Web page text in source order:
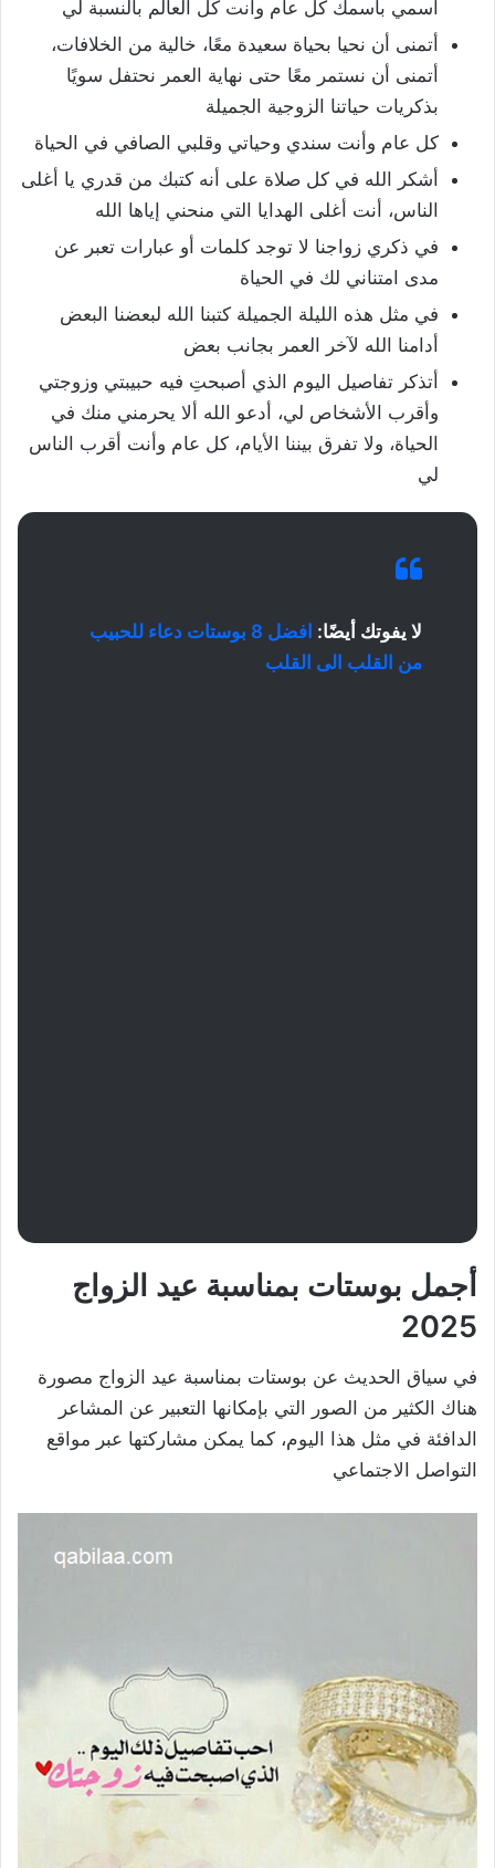
أسمي باسمك كل عام وأنت كل العالم بالنسبة لي
أتمنى أن نحيا بحياة سعيدة معًا، خالية من الخلافات،
أتمنى أن نستمر معًا حتى نهاية العمر نحتفل سويًا
بذكريات حياتنا الزوجية الجميلة
كل عام وأنت سندي وحياتي وقلبي الصافي في الحياة
أشكر الله في كل صلاة على أنه كتبك من قدري يا أغلى
الناس، أنت أغلى الهدايا التي منحني إياها الله
في ذكري زواجنا لا توجد كلمات أو عبارات تعبر عن
مدى امتناني لك في الحياة
في مثل هذه الليلة الجميلة كتبنا الله لبعضنا البعض
أدامنا الله لآخر العمر بجانب بعض
أتذكر تفاصيل اليوم الذي أصبحتِ فيه حبيبتي وزوجتي
وأقرب الأشخاص لي، أدعو الله ألا يحرمني منك في
الحياة، ولا تفرق بيننا الأيام، كل عام وأنت أقرب الناس
لي
لا يفوتك أيضًا:
افضل 8 بوستات دعاء للحبيب
من القلب الى القلب
أجمل بوستات بمناسبة عيد الزواج
2025
في سياق الحديث عن بوستات بمناسبة عيد الزواج مصورة
هناك الكثير من الصور التي بإمكانها التعبير عن المشاعر
الدافئة في مثل هذا اليوم، كما يمكن مشاركتها عبر مواقع
التواصل الاجتماعي